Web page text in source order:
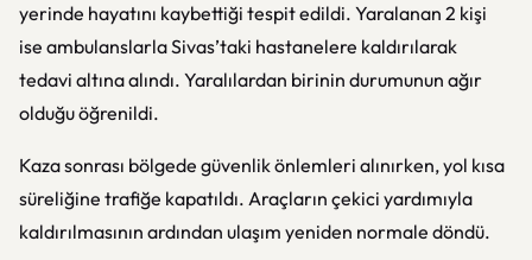
yerinde hayatını kaybettiği tespit edildi. Yaralanan 2 kişi
ise ambulanslarla Sivas’taki hastanelere kaldırılarak
tedavi altına alındı. Yaralılardan birinin durumunun ağır
olduğu öğrenildi.
Kaza sonrası bölgede güvenlik önlemleri alınırken, yol kısa
süreliğine trafiğe kapatıldı. Araçların çekici yardımıyla
kaldırılmasının ardından ulaşım yeniden normale döndü.